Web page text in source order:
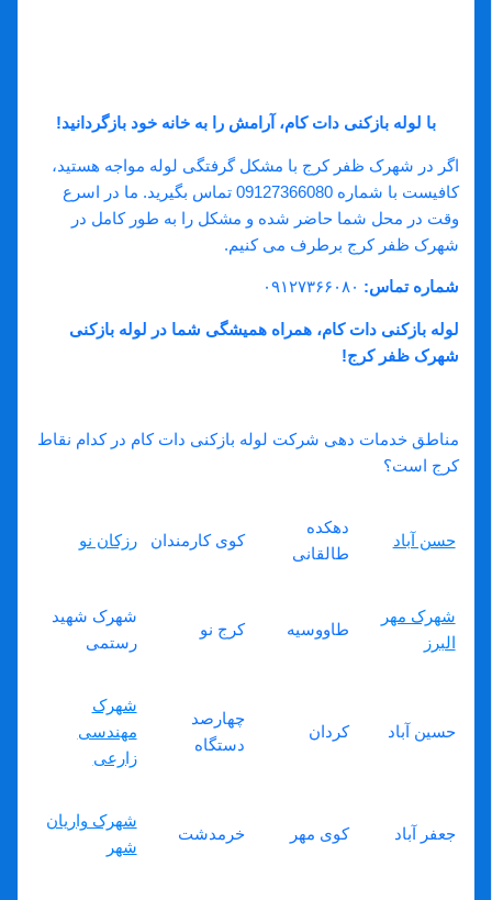
با لوله بازکنی دات کام، آرامش را به خانه خود بازگردانید!
اگر در شهرک ظفر کرج با مشکل گرفتگی لوله مواجه هستید،
کافیست با شماره 09127366080 تماس بگیرید. ما در اسرع
وقت در محل شما حاضر شده و مشکل را به طور کامل در
شهرک ظفر کرج برطرف می‌ کنیم.
شماره تماس:
لوله بازکنی دات کام، همراه همیشگی شما در لوله بازکنی
شهرک ظفر کرج!
مناطق خدمات دهی شرکت لوله بازکنی دات کام در کدام نقاط
کرج است؟
حسن آباد
دهکده
طالقانی
کوی کارمندان رزکان نو
شهرک مهر
البرز
طاووسیه کرج نو
شهرک شهید
رستمی
حسین آباد کردان
چهارصد
دستگاه
شهرک
مهندسی
زارعی
جعفر آباد کوی مهر خرمدشت
شهرک واریان
شهر